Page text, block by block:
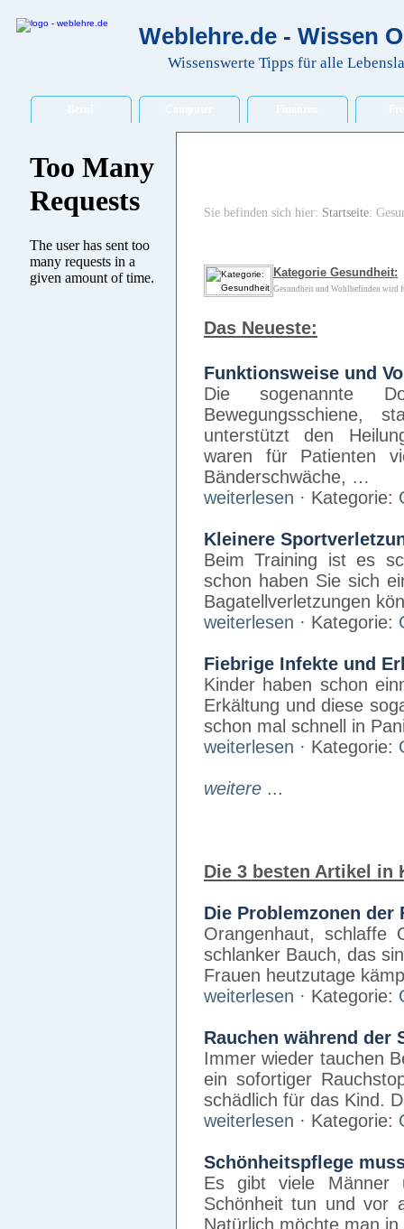
Weblehre.de - Wissen
Wissenswerte Tipps für alle
Sie befinden sich hier: Startseite:
Kategorie Gesundheit:
Gesundheit und Wohlbefinden wird
Das Neueste:
Funktionsweise und
Die sogenannte
Bewegungsschiene,
unterstützt den
waren für Patienten
Bänderschwäche, …
weiterlesen · Kategorie:
Kleinere
Beim Training ist es
schon haben Sie sich
Bagatellverletzungen
weiterlesen · Kategorie:
Fiebrige Infekte und
Kinder haben schon
Erkältung und diese
schon mal schnell in
weiterlesen · Kategorie:
weitere ...
Die 3 besten Artikel in
Die Problemzonen der
Orangenhaut, schlaffe
schlanker Bauch, das
Frauen heutzutage
weiterlesen · Kategorie:
Rauchen während der
Immer wieder tauchen
ein sofortiger
schädlich für das Kind.
weiterlesen · Kategorie:
Schönheitspflege
Es gibt viele
Schönheit tun und vor
Natürlich möchte man